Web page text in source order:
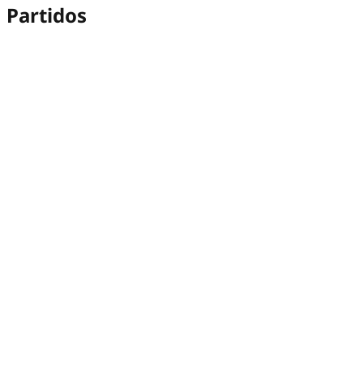
Partidos